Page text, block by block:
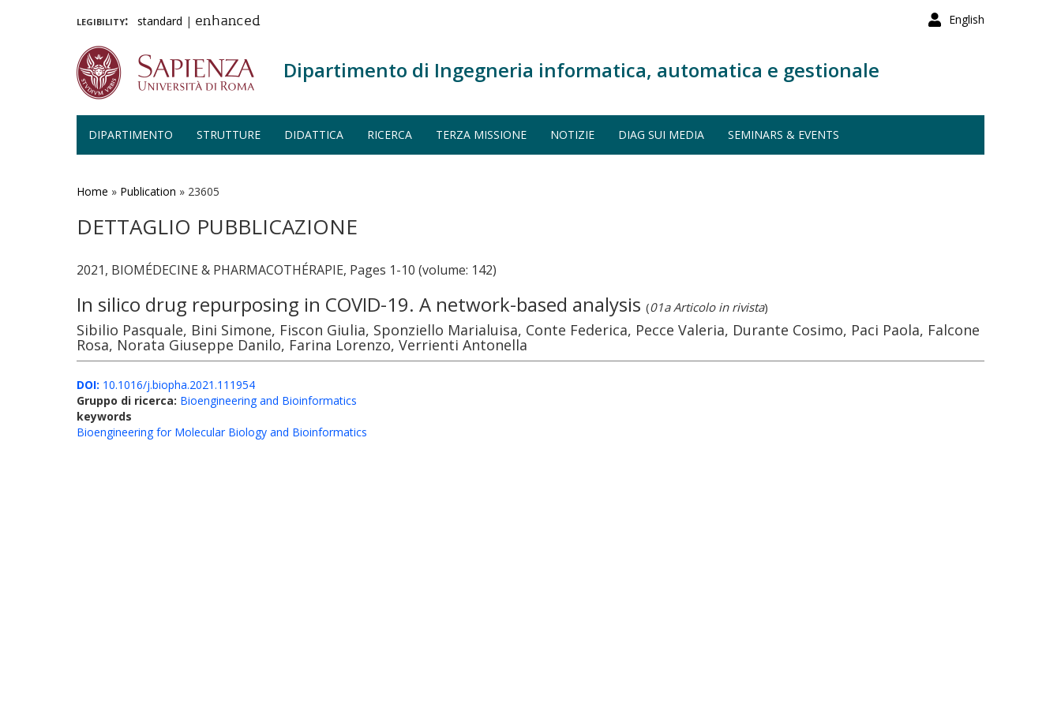
English
legibility: standard | enhanced
Dipartimento di Ingegneria informatica, automatica e gestionale
DIPARTIMENTO STRUTTURE DIDATTICA RICERCA TERZA MISSIONE NOTIZIE DIAG SUI MEDIA SEMINARS & EVENTS
Home » Publication » 23605
DETTAGLIO PUBBLICAZIONE
2021, BIOMÉDECINE & PHARMACOTHÉRAPIE, Pages 1-10 (volume: 142)
In silico drug repurposing in COVID-19. A network-based analysis (01a Articolo in rivista)
Sibilio Pasquale, Bini Simone, Fiscon Giulia, Sponziello Marialuisa, Conte Federica, Pecce Valeria, Durante Cosimo, Paci Paola, Falcone
Rosa, Norata Giuseppe Danilo, Farina Lorenzo, Verrienti Antonella
DOI: 10.1016/j.biopha.2021.111954
Gruppo di ricerca: Bioengineering and Bioinformatics
keywords
Bioengineering for Molecular Biology and Bioinformatics